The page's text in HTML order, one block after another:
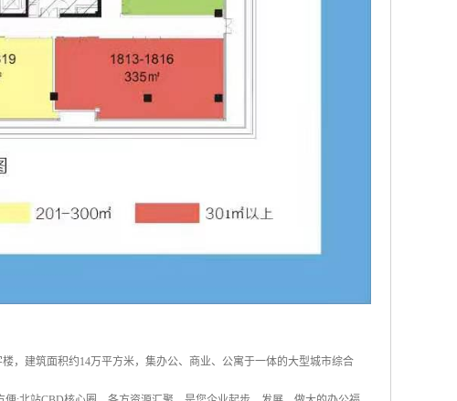
，建筑面积约14万平方米，集办公、商业、公寓于一体的大型城市综合